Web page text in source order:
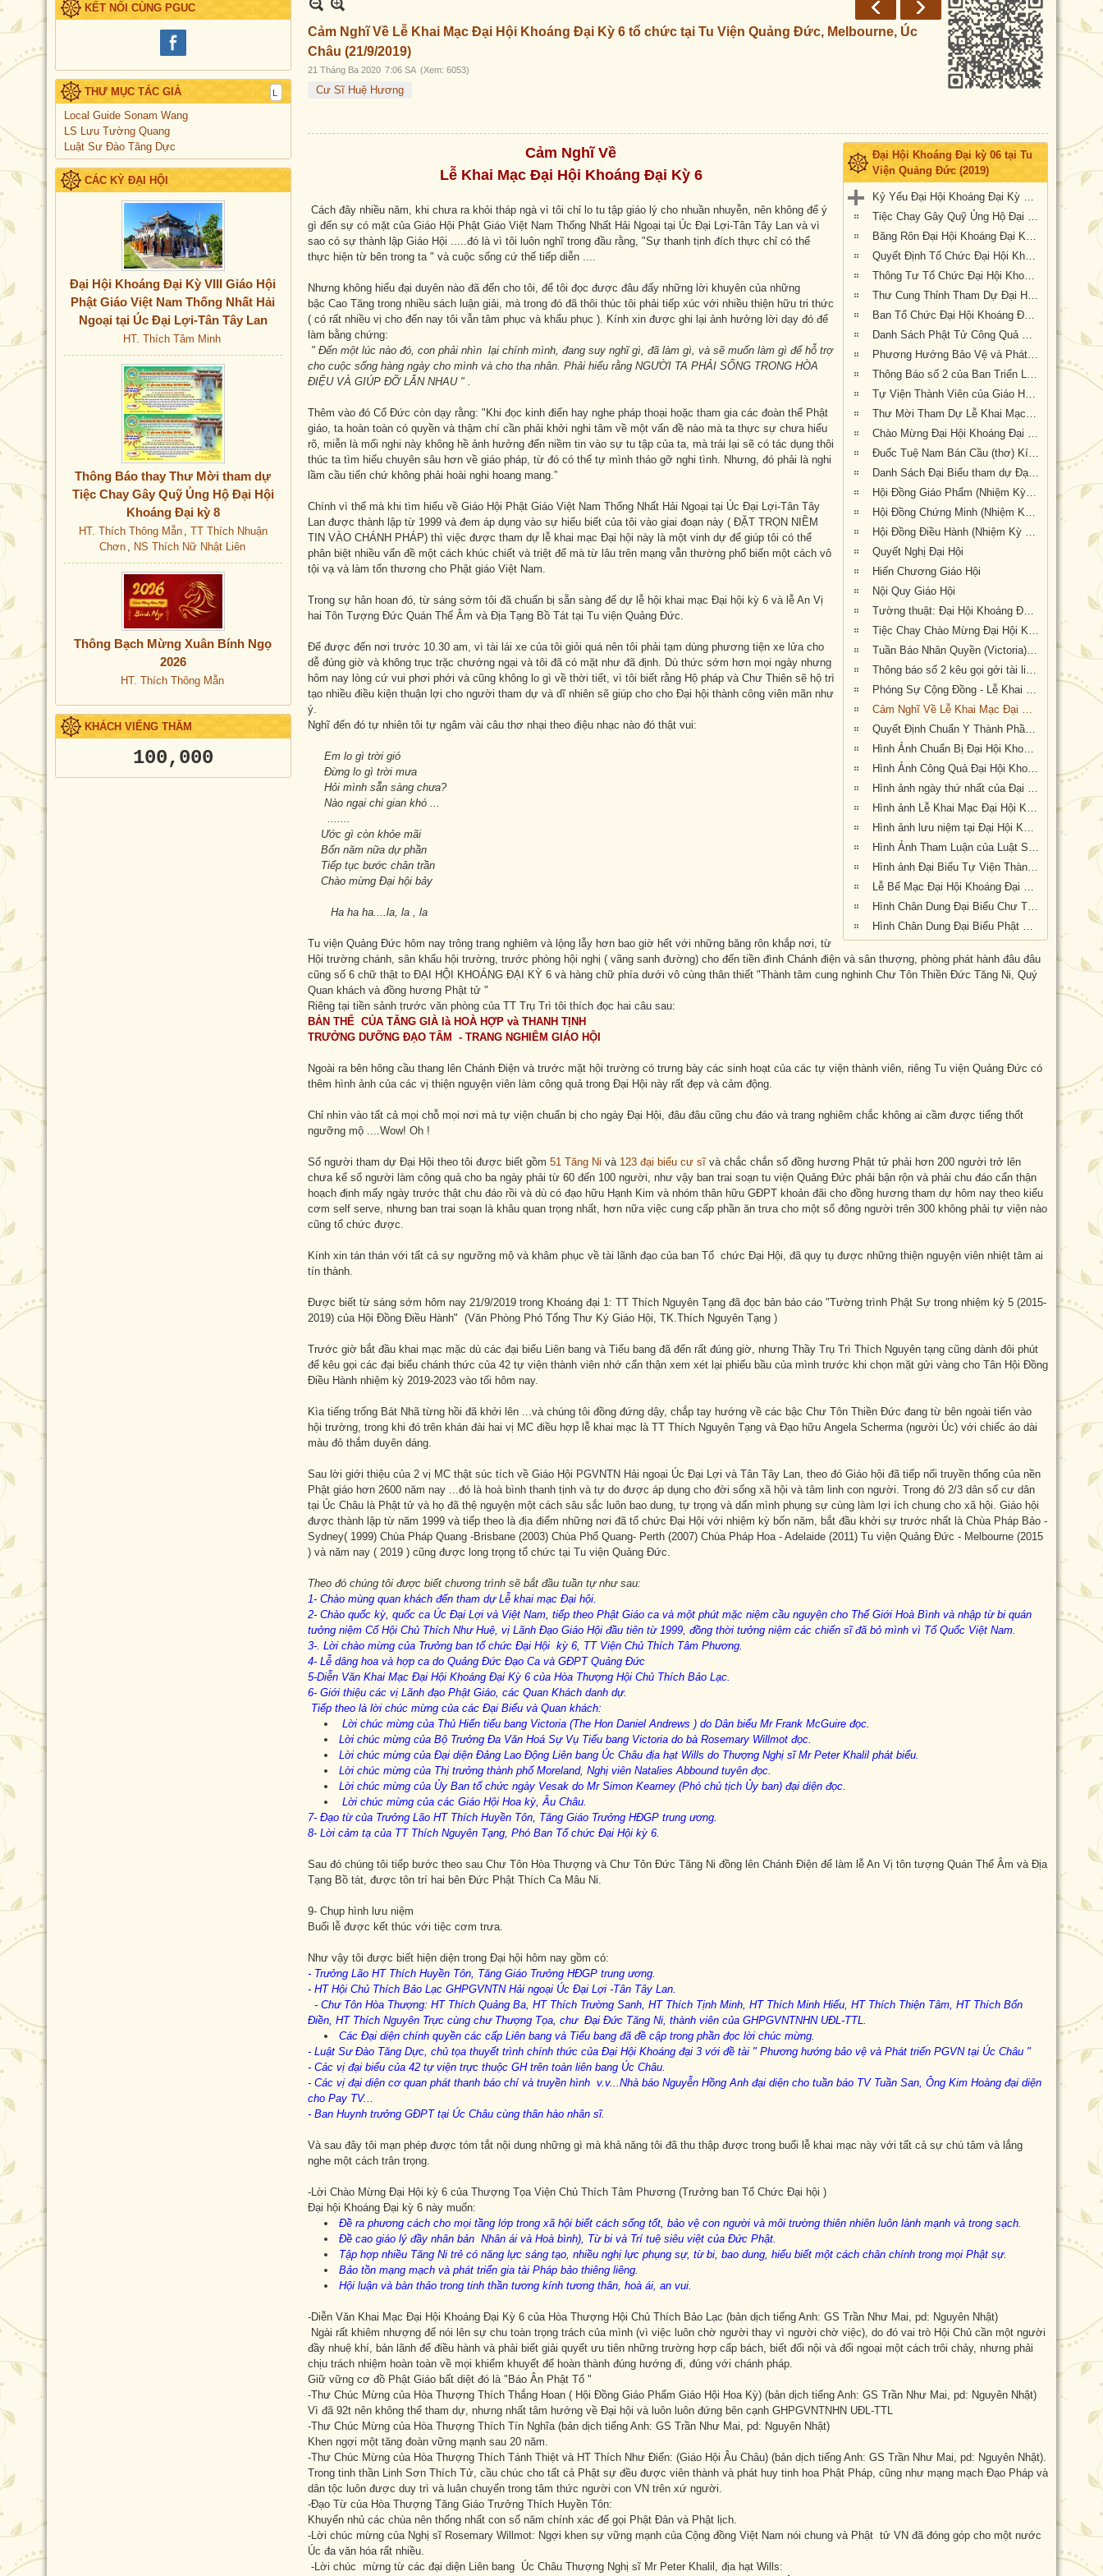
KẾT NỐI CÙNG PGUC
THƯ MỤC TÁC GIẢ
Local Guide Sonam Wang
LS Lưu Tường Quang
Luật Sư Đào Tăng Dực
CÁC KỲ ĐẠI HỘI
Đại Hội Khoáng Đại Kỳ VIII Giáo Hội
Phật Giáo Việt Nam Thống Nhất Hải
Ngoại tại Úc Đại Lợi-Tân Tây Lan
HT. Thích Tâm Minh
Thông Báo thay Thư Mời tham dự
Tiệc Chay Gây Quỹ Ủng Hộ Đại Hội
Khoáng Đại kỳ 8
HT. Thích Thông Mẫn , TT Thích Nhuận
Chơn , NS Thích Nữ Nhật Liên
Thông Bạch Mừng Xuân Bính Ngọ
2026
HT. Thích Thông Mẫn
KHÁCH VIẾNG THĂM
100,000
Cảm Nghĩ Về Lễ Khai Mạc Đại Hội Khoáng Đại Kỳ 6 tổ chức tại Tu Viện Quảng Đức, Melbourne, Úc
Châu (21/9/2019)
21 Tháng Ba 2020 7:06 SA (Xem: 6053)
Cư Sĩ Huệ Hương
Đại Hội Khoáng Đại kỳ 06 tại Tu
Viện Quảng Đức (2019)
Kỷ Yếu Đại Hội Khoáng Đại Kỳ 6 của Giáo Hội Phật Giáo Việt Nam Thống Nhất Hải Ngoại tại Úc Đại Lợi-Tân Tây Lan
Tiệc Chay Gây Quỹ Ủng Hộ Đại Hội Kỳ 6
Băng Rôn Đại Hội Khoáng Đại Kỳ 6 tổ chức tại Tu Viện Quảng Đức từ ngày 20 đến 22 tháng 9 năm 2019
Quyết Định Tổ Chức Đại Hội Khoáng Đại Kỳ VI
Thông Tư Tổ Chức Đại Hội Khoáng Đại Kỳ 6
Thư Cung Thỉnh Tham Dự Đại Hội Khoáng Đại Kỳ 6
Ban Tổ Chức Đại Hội Khoáng Đại kỳ 6
Danh Sách Phật Tử Công Quả Đại Hội Kỳ 6 tại Tu Viện Quảng Đức
Phương Hướng Bảo Vệ và Phát Triển PGVN tại Úc Châu
Thông Báo số 2 của Ban Triển Lãm Đại Hội Kỳ 6
Tự Viện Thành Viên của Giáo Hội Phật Giáo Việt Nam Thống Nhất Hải Ngoại tại Úc Đại Lợi- Tân Tây Lan.
Thư Mời Tham Dự Lễ Khai Mạc Đại Hội Khoáng Đại Kỳ 6
Chào Mừng Đại Hội Khoáng Đại Kỳ 6 (thơ)
Đuốc Tuệ Nam Bán Cầu (thơ) Kính dâng Hòa Thượng Hội Chủ cùng Chư Tôn Đức và quý Phật tử gần xa đang về dự Đại Hội Kỳ 6 tại Tu Viện Quảng Đức
Danh Sách Đại Biểu tham dự Đại Hội Khoáng Đại Kỳ 6
Hội Đồng Giáo Phẩm (Nhiệm Kỳ VI, 2019-2023)
Hội Đồng Chứng Minh (Nhiệm Kỳ VI, 2019-2023) Giáo Hội Phật Giáo Việt Nam Thống Nhất Hải Ngoại tại Úc Đại Lợi – Tân Tây Lan
Hội Đồng Điều Hành (Nhiệm Kỳ VI, 2019-2023)
Quyết Nghị Đại Hội
Hiến Chương Giáo Hội
Nội Quy Giáo Hội
Tường thuật: Đại Hội Khoáng Đại Kỳ 6 Giáo Hội Phật Giáo Việt Nam Thống Nhất Hải Ngoại Tại Úc Đại Lợi-Tân Tây Lan, tổ chức tại Tu Viện Quảng Đức, thành tựu viên mãn
Tiệc Chay Chào Mừng Đại Hội Kỳ 6 và Mừng Chu Niên 20 năm (1999-2019) của Giáo Hội Phật Giáo Việt Nam Thống Nhất Hải Ngoại tại Úc Đại Lợi-Tân Tây Lan
Tuần Báo Nhân Quyền (Victoria) đưa tin về kết quả Đại Hội Khoáng Đại Kỳ 6 tổ chức tại Tu Viện Quảng Đức từ ngày 20 đến ngày 22 tháng 9 năm 2019
Thông báo số 2 kêu gọi gởi tài liệu cho Kỷ Yếu Đại Hội Kỳ 6
Phóng Sự Cộng Đồng - Lễ Khai Mạc - Đại Hội Khoáng Đại Kỳ 6 - Tu Viện Quảng Đức
Cảm Nghĩ Về Lễ Khai Mạc Đại Hội Khoáng Đại Kỳ 6 tổ chức tại Tu Viện Quảng Đức, Melbourne, Úc Châu (21/9/2019)
Quyết Định Chuẩn Y Thành Phần Nhân Sự Hội Đồng Điều Hành Nhiệm Kỳ VI (2019-2023)
Hình Ảnh Chuẩn Bị Đại Hội Khoáng Đại kỳ 6 tại Tu Viện Quảng Đức, Melbourne, Úc Châu (hình chụp trưa Thứ Sáu, 20-9-2019)
Hình Ảnh Công Quả Đại Hội Khoáng Đại Kỳ 6 Tại Tu Viện Quảng Đức
Hình ảnh ngày thứ nhất của Đại Hội Khoáng Đại Kỳ 6 của Giáo Hội PGVNTNHN tại UĐL-TTL ( Thứ Sáu, ngày 20/09/2019)
Hình ảnh Lễ Khai Mạc Đại Hội Khoáng Đại Kỳ 6 của Giáo Hội Phật Giáo Việt Nam Thống Nhất Hải Ngoại tại Úc Đại Lợi Tân Tây Lan (10.30am Thứ Bảy 21-9-2019)
Hình ảnh lưu niệm tại Đại Hội Khoáng Đại Kỳ 6 của Giáo Hội Phật Giáo Việt Nam Thống Nhất Hải Ngoại tại Úc Đại Lợi Tân Tây Lan (10.30am Thứ Bảy 21-9-2019)
Hình Ảnh Tham Luận của Luật Sư Đào Tăng Dực
Hình ảnh Đại Biểu Tự Viện Thành Viên Giáo Hội tại Đại Hội Kỳ 6 được tổ chức tại Tu Viện Quảng Đức, Melbourne, Victoria, trong 3 ngày 20, 21 và 22 tháng 9 năm 2019
Lễ Bế Mạc Đại Hội Khoáng Đại Kỳ 6 tại Tu Viện Quảng Đức (1.pm-2.30pm, chiều chủ nhật 22-9-2019)
Hình Chân Dung Đại Biểu Chư Tôn Đức tại Đại Hội Khoáng Đại kỳ 6 của Giáo Hội Phật Giáo Việt Nam Thống Nhất Hải Ngoại tại Úc Đại Lợi-Tân Tây Lan, được tổ chức tại Tu Viện Quảng Đức, Melbourne, Victoria, trong 3 ngày 20, 21 và 22 tháng 9 năm 2019
Hình Chân Dung Đại Biểu Phật Tử tham dự Đại Hội Khoáng Đại Kỳ 6 của Giáo Hội Phật Giáo Việt Nam Thống Nhất Hải Ngoại tại Úc Đại Lợi-Tân Tây Lan, được tổ chức tại Tu Viện Quảng Đức, Melbourne, Victoria, trong 3 ngày 20, 21 và 22 tháng 9 năm 2019
Cảm NghĩVề
Lễ Khai Mạc Đại Hội Khoáng Đại Kỳ 6
Cách đây nhiều năm, khi chưa ra khỏi tháp ngà vì tôi chỉ lo tu tập giáo lý cho nhuần nhuyễn, nên không để ý
gì đến sự có mặt của Giáo Hội Phật Giáo Việt Nam Thống Nhất Hải Ngoại tại Úc Đại Lợi-Tân Tây Lan và vì
sao có sự thành lập Giáo Hội .....đó là vì tôi luôn nghĩ trong đầu rằng, "Sự thanh tịnh đích thực chỉ có thể
thực hiện từ bên trong ta " và cuộc sống cứ thế tiếp diễn ....
Nhưng không hiểu đại duyên nào đã đến cho tôi, để tôi đọc được đâu đấy những lời khuyên của những
bậc Cao Tăng trong nhiều sách luận giải, mà trong đó đã thôi thúc tôi phải tiếp xúc với nhiều thiện hữu tri thức
( có rất nhiều vị cho đến nay tôi vẫn tâm phục và khẩu phục ). Kính xin được ghi lại ảnh hưởng lời dạy đó để
làm bằng chứng:
" Đến một lúc nào đó, con phải nhìn lại chính mình, đang suy nghĩ gì, đã làm gì, và sẽ muốn làm gì để hỗ trợ
cho cuộc sống hàng ngày cho mình và cho tha nhân. Phải hiểu rằng NGƯỜI TA PHẢI SỐNG TRONG HÒA
ĐIỆU VÀ GIÚP ĐỠ LẪN NHAU " .
Thêm vào đó Cổ Đức còn dạy rằng: "Khi đọc kinh điển hay nghe pháp thoại hoặc tham gia các đoàn thể Phật
giáo, ta hoàn toàn có quyền và thậm chí cần phải khởi nghi tâm về một vấn đề nào mà ta thực sự chưa hiểu
rõ, miễn là mối nghi này không hề ảnh hưởng đến niềm tin vào sự tu tập của ta, mà trái lại sẽ có tác dụng thôi
thúc ta tìm hiểu chuyên sâu hơn về giáo pháp, từ đó có thể tự mình tháo gỡ nghi tình. Nhưng, đó phải là nghi
lầm cầu tiến chứ không phải hoài nghi hoang mang.”
Chính vì thế mà khi tìm hiểu về Giáo Hội Phật Giáo Việt Nam Thống Nhất Hải Ngoại tại Úc Đại Lợi-Tân Tây
Lan được thành lập từ 1999 và đem áp dụng vào sự hiểu biết của tôi vào giai đoạn này ( ĐẶT TRỌN NIỀM
TIN VÀO CHÁNH PHÁP) thì việc được tham dự lễ khai mạc Đại hội này là một vinh dự để giúp tôi có thể
phân biệt nhiều vấn đề một cách khúc chiết và triệt để mà từ lâu trên mạng vẫn thường phổ biến một cách vô
tội vạ và làm tổn thương cho Phật giáo Việt Nam.
Trong sự hân hoan đó, từ sáng sớm tôi đã chuẩn bị sẵn sàng để dự lễ hội khai mạc Đại hội kỳ 6 và lễ An Vị
hai Tôn Tượng Đức Quán Thế Âm và Địa Tạng Bồ Tát tại Tu viện Quảng Đức.
Để được đến nơi trước 10.30 am, vì tài lái xe của tôi giỏi quá nên tôi phải tạm dùng phương tiện xe lửa cho
dễ đúng giờ và không trục trặc chướng ngại và tôi đã có mặt như đã định. Dù thức sớm hơn mọi ngày nhưng
hôm nay lòng cứ vui phơi phới và cũng không lo gì về thời tiết, vì tôi biết rằng Hộ pháp và Chư Thiên sẽ hộ trì
tạo nhiều điều kiện thuận lợi cho người tham dự và dĩ nhiên sẽ giúp cho cho Đại hội thành công viên mãn như
ý.
Nghĩ đến đó tự nhiên tôi tự ngâm vài câu thơ nhại theo điệu nhạc nào đó thật vui:
Em lo gì trời gió
Đừng lo gì trời mưa
Hỏi mình sẵn sàng chưa?
Nào ngại chi gian khó ...
.......
Ước gì còn khỏe mãi
Bốn năm nữa dự phần
Tiếp tục bước chân trần
Chào mừng Đại hội bảy
Ha ha ha....la, la , la
Tu viện Quảng Đức hôm nay trông trang nghiêm và lộng lẫy hơn bao giờ hết với những băng rôn khắp nơi, từ
Hội trường chánh, sân khấu hội trường, trước phòng hội nghị ( vãng sanh đường) cho đến tiền đình Chánh điện và sân thượng, phòng phát hành đâu đâu
cũng số 6 chữ thật to ĐẠI HỘI KHOÁNG ĐẠI KỲ 6 và hàng chữ phía dưới vô cùng thân thiết "Thành tâm cung nghinh Chư Tôn Thiền Đức Tăng Ni, Quý
Quan khách và đồng hương Phật tử "
Riêng tại tiền sảnh trước văn phòng của TT Trụ Trì tôi thích đọc hai câu sau:
BẢN THỂ CỦA TĂNG GIÀ là HOÀ HỢP và THANH TỊNH
TRƯỞNG DƯỠNG ĐẠO TÂM - TRANG NGHIÊM GIÁO HỘI
Ngoài ra bên hông cầu thang lên Chánh Điện và trước mặt hội trường có trưng bày các sinh hoạt của các tự viện thành viên, riêng Tu viện Quảng Đức có
thêm hình ảnh của các vị thiện nguyện viên làm công quả trong Đại Hội này rất đẹp và cảm động.
Chỉ nhìn vào tất cả mọi chỗ mọi nơi mà tự viện chuẩn bị cho ngày Đại Hội, đâu đâu cũng chu đáo và trang nghiêm chắc không ai cầm được tiếng thốt
ngưỡng mộ ....Wow! Oh !
Số người tham dự Đại Hội theo tôi được biết gồm 51 Tăng Ni và 123 đại biểu cư sĩ và chắc chắn số đồng hương Phật tử phải hơn 200 người trở lên
chưa kể số người làm công quả cho ba ngày phải từ 60 đến 100 người, như vậy ban trai soạn tu viện Quảng Đức phải bận rộn và phải chu đáo cẩn thận
hoạch định mấy ngày trước thật chu đáo rồi và dù có đạo hữu Hạnh Kim và nhóm thân hữu GĐPT khoản đãi cho đồng hương tham dự hôm nay theo kiểu
cơm self serve, nhưng ban trai soạn là khâu quan trọng nhất, hơn nữa việc cung cấp phần ăn trưa cho một số đông người trên 300 không phải tự viện nào
cũng tổ chức được.
Kính xin tán thán với tất cả sự ngưỡng mộ và khâm phục về tài lãnh đạo của ban Tổ chức Đại Hội, đã quy tụ được những thiện nguyện viên nhiệt tâm ai
tín thành.
Được biết từ sáng sớm hôm nay 21/9/2019 trong Khoáng đại 1: TT Thích Nguyên Tạng đã đọc bản báo cáo "Tường trình Phật Sự trong nhiệm kỳ 5 (2015-
2019) của Hội Đồng Điều Hành" (Văn Phòng Phó Tổng Thư Ký Giáo Hội, TK.Thích Nguyên Tạng )
Trước giờ bắt đầu khai mạc mặc dù các đại biểu Liên bang và Tiểu bang đã đến rất đúng giờ, nhưng Thầy Trụ Trì Thích Nguyên tạng cũng dành đôi phút
để kêu gọi các đại biểu chánh thức của 42 tự viện thành viên nhớ cẩn thận xem xét lại phiếu bầu của mình trước khi chọn mặt gửi vàng cho Tân Hội Đồng
Điều Hành nhiệm kỳ 2019-2023 vào tối hôm nay.
Kìa tiếng trống Bát Nhã từng hồi đã khởi lên ...và chúng tôi đồng đứng dậy, chắp tay hướng về các bậc Chư Tôn Thiền Đức đang từ bên ngoài tiến vào
hội trường, trong khi đó trên khán đài hai vị MC điều hợp lễ khai mạc là TT Thích Nguyên Tạng và Đạo hữu Angela Scherma (người Úc) với chiếc áo dài
màu đỏ thắm duyên dáng.
Sau lời giới thiệu của 2 vị MC thật súc tích về Giáo Hội PGVNTN Hải ngoại Úc Đại Lợi và Tân Tây Lan, theo đó Giáo hội đã tiếp nối truyền thống của nền
Phật giáo hơn 2600 năm nay ...đó là hoà bình thanh tịnh và tự do được áp dụng cho đời sống xã hội và tâm linh con người. Trong đó 2/3 dân số cư dân
tại Úc Châu là Phật tử và họ đã thệ nguyện một cách sâu sắc luôn bao dung, tự trọng và dấn mình phụng sự cùng làm lợi ích chung cho xã hội. Giáo hội
được thành lập từ năm 1999 và tiếp theo là địa điểm những nơi đã tổ chức Đại Hội với nhiệm kỳ bốn năm, bắt đầu khởi sự trước nhất là Chùa Pháp Bảo -
Sydney( 1999) Chùa Pháp Quang -Brisbane (2003) Chùa Phổ Quang- Perth (2007) Chùa Pháp Hoa - Adelaide (2011) Tu viện Quảng Đức - Melbourne (2015
) và năm nay ( 2019 ) cũng được long trọng tổ chức tại Tu viện Quảng Đức.
Theo đó chúng tôi được biết chương trình sẽ bắt đầu tuần tự như sau:
1- Chào mùng quan khách đến tham dự Lễ khai mạc Đại hội.
2- Chào quốc kỳ, quốc ca Úc Đại Lợi và Việt Nam, tiếp theo Phật Giáo ca và một phút mặc niệm cầu nguyện cho Thế Giới Hoà Bình và nhập từ bi quán
tưởng niệm Cố Hội Chủ Thích Như Huệ, vị Lãnh Đạo Giáo Hội đầu tiên từ 1999, đồng thời tưởng niệmcác chiến sĩ đã bỏ mình vì Tổ Quốc Việt Nam.
3-. Lời chào mừng của Trưởng ban tổ chức Đại Hội kỳ 6, TT Viện Chủ Thích Tâm Phương.
4- Lễ dâng hoa và hợp ca do Quảng Đức Đạo Ca và GĐPT Quảng Đức
5-Diễn Văn Khai Mạc Đại Hội Khoáng Đại Kỳ 6 của Hòa Thượng Hội Chủ Thích Bảo Lạc.
6- Giới thiệu các vị Lãnh đạo Phật Giáo, các Quan Khách danh dự.
Tiếptheo làlời chúc mừng của các Đại Biểu và Quan khách:
Lời chúc mừng của Thủ Hiến tiểu bang Victoria (The Hon Daniel Andrews ) do Dân biểu Mr Frank McGuire đọc.
Lời chúc mừng của Bộ Trưởng Đa Văn Hoá Sự Vụ Tiểu bang Victoria do bà Rosemary Willmot đọc.
Lời chúc mừng của Đại diện Đảng Lao Động Liên bang Úc Châu địa hạt Wills do Thượng Nghị sĩ Mr Peter Khalil phát biểu.
Lời chúc mừng của Thị trưởng thành phố Moreland, Nghị viên Natalies Abbound tuyên đọc.
Lời chúc mừng của Ủy Ban tổ chức ngày Vesak do Mr Simon Kearney (Phóchủ tịch Ủyban) đại diện đọc.
Lời chúc mừng của các Giáo Hội Hoa kỳ, Âu Châu.
7- Đạo từ của Trưởng Lão HT Thích Huyền Tôn, Tăng Giáo Trưởng HĐGP trung ương.
8- Lời cảm tạ của TT Thích Nguyên Tạng, Phó Ban Tổ chức Đại Hội kỳ 6.
Sau đó chúng tôi tiếp bước theo sau Chư Tôn Hòa Thượng và Chư Tôn Đức Tăng Ni đồng lên Chánh Điện để làm lễ An Vị tôn tượng Quán Thế Âm và Địa
Tạng Bồ tát, được tôn trí hai bên Đức Phật Thích Ca Mâu Ni.
9- Chụp hình lưu niệm
Buổi lễ được kết thúc với tiệc cơm trưa.
Như vậy tôi được biết hiện diện trong Đại hội hôm nay gồm có:
- Trưởng Lão HT Thích Huyền Tôn, Tăng Giáo Trưởng HĐGP trung ương.
- HT Hội Chủ Thích Bảo Lạc GHPGVNTN Hải ngoại Úc Đại Lợi -Tân Tây Lan.
- Chư Tôn HòaThượng: HT Thích Quảng Ba, HT Thích Trường Sanh, HT Thích Tịnh Minh, HT Thích Minh Hiếu, HT Thích Thiện Tâm, HTThích Bổn
Điền, HT Thích Nguyên Trực cùng chưThượng Tọa, chư Đại ĐứcTăngNi, thànhviên của GHPGVNTNHNUĐL-TTL.
Các Đại diện chính quyền các cấp Liên bang và Tiểu bang đã đề cập trong phần đọc lời chúc mừng.
- Luật Sư Đào Tăng Dực, chủ tọa thuyết trình chính thức của Đại Hội Khoáng đại 3 với đề tài " Phương hướng bảo vệ và Phát triển PGVN tại Úc Châu "
- Các vị đại biểu của42 tự viện trực thuộcGH trên toàn liên bang Úc Châu.
- Các vị đại diện cơ quan phát thanh báo chí và truyền hình v.v...Nhà báo Nguyễn Hồng Anh đại diện cho tuần báo TV Tuần San, Ông Kim Hoàng đại diện
cho Pay TV...
- Ban Huynh trưởng GĐPT tại Úc Châu cùng thân hào nhân sĩ.
Và sau đây tôi mạn phép được tóm tắt nội dung những gì mà khả năng tôi đã thu thập được trong buổi lễ khai mạc này với tất cả sự chú tâm và lắng
nghe một cách trân trọng.
-Lời Chào Mừng Đại Hội kỳ 6 của Thượng Tọa Viện Chủ Thích Tâm Phương (Trưởng ban Tổ Chức Đại hội )
Đại hội Khoáng Đại kỳ 6 này muốn:
Đề ra phương cách cho mọi tầng lớp trong xã hội biết cách sống tốt, bảo vệ con người và môi trường thiên nhiên luôn lành mạnh và trong sạch.
Đề cao giáo lý đầy nhân bản Nhân ái và Hoà bình), Từ bi và Trí tuệ siêu việt của Đức Phật.
Tập hợp nhiều Tăng Ni trẻ có năng lực sáng tạo, nhiều nghị lực phụng sự, từ bi, bao dung, hiểu biết một cách chân chính trong mọi Phật sự.
Bảo tồn mạng mạch và phát triển gia tài Pháp bảo thiêng liêng.
Hội luận và bàn thảo trong tinh thần tương kính tương thân, hoà ái, an vui.
-Diễn Văn Khai Mạc Đại Hội Khoáng Đại Kỳ 6 của Hòa Thượng Hội Chủ Thích Bảo Lạc (bản dịch tiếng Anh: GS Trần Như Mai, pd: Nguyên Nhật)
Ngài rất khiêm nhượng để nói lên sự chu toàn trọng trách của mình (vì việc luôn chờ người thay vì người chờ việc), do đó vai trò Hội Chủ cần một người
đầy nhuệ khí, bản lãnh để điều hành và phải biết giải quyết ưu tiên những trường hợp cấp bách, biết đối nội và đối ngoại một cách trôi chảy, nhưng phải
chịu trách nhiệm hoàn toàn về mọi khiếm khuyết để hoàn thành đúng hướng đi, đúng với chánh pháp.
Giữ vững cơ đồ Phật Giáo bất diệt đó là "Báo Ân Phật Tổ "
-Thư Chúc Mừng của Hòa Thượng Thích Thắng Hoan ( Hội Đồng Giáo Phẩm Giáo Hội Hoa Kỳ) (bản dịch tiếng Anh: GS Trần Như Mai, pd: Nguyên Nhật)
Vì đã 92t nên không thể tham dự, nhưng nhất tâm hướng về Đại hội và luôn luôn đứng bên cạnh GHPGVNTNHN UĐL-TTL
-Thư Chúc Mừng của Hòa Thượng Thích Tín Nghĩa (bản dịch tiếng Anh: GS Trần Như Mai, pd: Nguyên Nhật)
Khen ngợi một tăng đoàn vững mạnh sau 20 năm.
-Thư Chúc Mừng của Hòa Thượng Thích Tánh Thiệt và HT Thích Như Điển: (Giáo Hội Âu Châu) (bản dịch tiếng Anh: GS Trần Như Mai, pd: Nguyên Nhật).
Trong tinh thần Linh Sơn Thích Tử, cầu chúc cho tất cả Phật sự đều được viên thành và phát huy tinh hoa Phật Pháp, cũng như mạng mạch Đạo Pháp và
dân tộc luôn được duy trì và luân chuyển trong tâm thức người con VN trên xứ người.
-Đạo Từ của Hòa Thượng Tăng Giáo Trưởng Thích Huyền Tôn:
Khuyến nhủ các chùa nên thống nhất con số năm chính xác để gọi Phật Đản và Phật lịch.
-Lời chúc mừng của Nghị sĩ Rosemary Willmot: Ngợi khen sự vững mạnh của Cộng đồng Việt Nam nói chung và Phật tử VN đã đóng góp cho một nước
Úc đa văn hóa rất nhiều.
-Lời chúc mừng từ các đại diện Liên bang Úc Châu Thượng Nghị sĩ Mr Peter Khalil, địa hạt Wills: